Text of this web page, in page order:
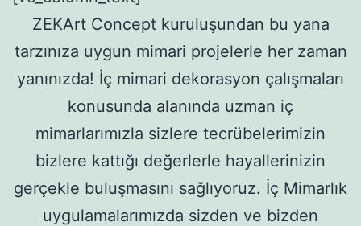
ZEKArt Concept kuruluşundan bu yana
tarzınıza uygun mimari projelerle her zaman
yanınızda! İç mimari dekorasyon çalışmaları
konusunda alanında uzman iç
mimarlarımızla sizlere tecrübelerimizin
bizlere kattığı değerlerle hayallerinizin
gerçekle buluşmasını sağlıyoruz. İç Mimarlık
uygulamalarımızda sizden ve bizden